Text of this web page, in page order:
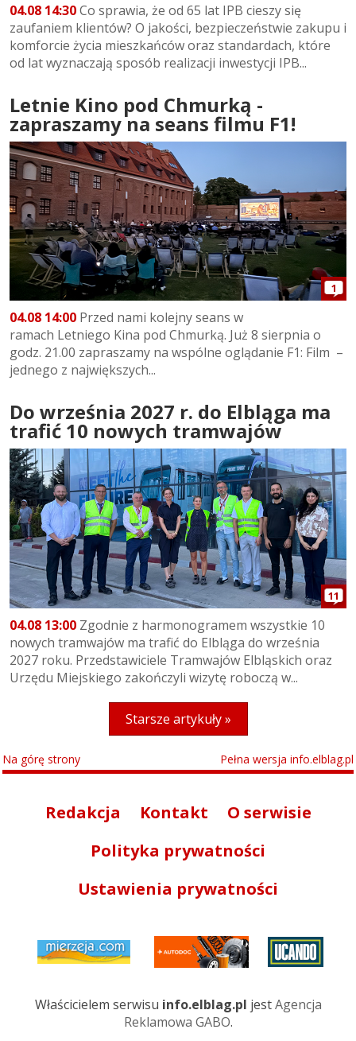
04.08 14:30Co sprawia, że od 65 lat IPB cieszy się
zaufaniem klientów? O jakości, bezpieczeństwie zakupu i
komforcie życia mieszkańców oraz standardach, które
od lat wyznaczają sposób realizacji inwestycji IPB...
Letnie Kino pod Chmurką -
zapraszamy na seans filmu F1!
1
04.08 14:00 Przed nami kolejny seans w
ramach Letniego Kina pod Chmurką. Już 8 sierpnia o
godz. 21.00 zapraszamy na wspólne oglądanie F1: Film –
jednego z największych...
Do września 2027 r. do Elbląga ma
trafić 10 nowych tramwajów
11
04.08 13:00 Zgodnie z harmonogramem wszystkie 10
nowych tramwajów ma trafić do Elbląga do września
2027 roku. Przedstawiciele Tramwajów Elbląskich oraz
Urzędu Miejskiego zakończyli wizytę roboczą w...
Starsze artykuły »
Na górę strony Pełna wersja info.elblag.pl
Redakcja Kontakt
O serwisie
Polityka prywatności
Ustawienia prywatności
Właścicielem serwisu info.elblag.pl jestAgencja
Reklamowa GABO.